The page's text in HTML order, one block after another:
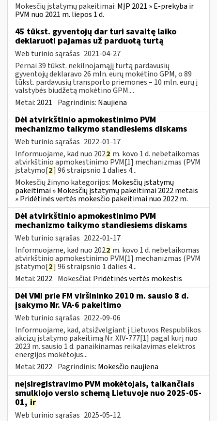
Mokesčių įstatymų pakeitimai: MĮP 2021 » E-prekyba ir
PVM nuo 2021 m. liepos 1 d.
45 tūkst. gyventojų dar turi savaitę laiko
deklaruoti pajamas už parduotą turtą
Web turinio sąrašas 2021-04-27
Pernai 39 tūkst. nekilnojamąjį turtą pardavusių
gyventojų deklaravo 26 mln. eurų mokėtino GPM, o 89
tūkst. pardavusių transporto priemones – 10 mln. eurų į
valstybės biudžetą mokėtino GPM....
Metai: 2021 Pagrindinis: Naujiena
Dėl atvirkštinio apmokestinimo PVM
mechanizmo taikymo standiesiems diskams
Web turinio sąrašas 2022-01-17
Informuojame, kad nuo 2022 m. kovo 1 d. nebetaikomas
atvirkštinio apmokestinimo PVM[1] mechanizmas (PVM
įstatymo[2] 96 straipsnio 1 dalies 4...
Mokesčių žinyno kategorijos: Mokesčių įstatymų
pakeitimai » Mokesčių įstatymų pakeitimai 2022 metais
» Pridėtinės vertės mokesčio pakeitimai nuo 2022 m.
Dėl atvirkštinio apmokestinimo PVM
mechanizmo taikymo standiesiems diskams
Web turinio sąrašas 2022-01-17
Informuojame, kad nuo 2022 m. kovo 1 d. nebetaikomas
atvirkštinio apmokestinimo PVM[1] mechanizmas (PVM
įstatymo[2] 96 straipsnio 1 dalies 4...
Metai: 2022 Mokesčiai: Pridėtinės vertės mokestis
Dėl VMI prie FM viršininko 2010 m. sausio 8 d.
įsakymo Nr. VA-6 pakeitimo
Web turinio sąrašas 2022-09-06
Informuojame, kad, atsižvelgiant į Lietuvos Respublikos
akcizų įstatymo pakeitimą Nr. XIV-777[1] pagal kurį nuo
2023 m. sausio 1 d. panaikinamas reikalavimas elektros
energijos mokėtojus...
Metai: 2022 Pagrindinis: Mokesčio naujiena
neįsiregistravimo PVM mokėtojais, taikančiais
smulkiojo verslo schemą Lietuvoje nuo 2025-05-
01, ir
Web turinio sąrašas 2025-05-12